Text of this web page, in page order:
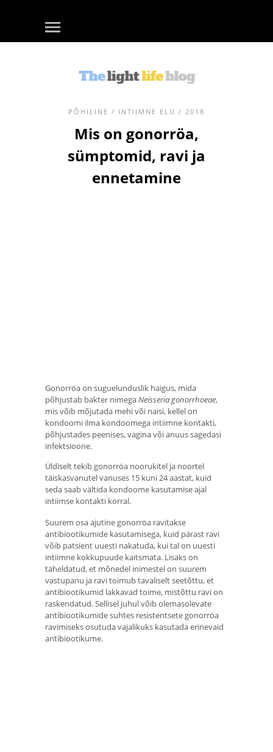
PÕHILINE / INTIIMNE ELU / 2018
Mis on gonorröa,
sümptomid, ravi ja
ennetamine
Gonorröa on suguelunduslik haigus, mida
põhjustab bakter nimegaNeisseria gonorrhoeae,
mis võib mõjutada mehi või naisi, kellel on
kondoomi ilma kondoomega intiimne kontakti,
põhjustades peenises, vagina või anuus sagedasi
infektsioone.
Üldiselt tekib gonorröa noorukitel ja noortel
täiskasvanutel vanuses 15 kuni 24 aastat, kuid
seda saab vältida kondoome kasutamise ajal
intiimse kontakti korral.
Suurem osa ajutine gonorröa ravitakse
antibiootikumide kasutamisega, kuid pärast ravi
võib patsient uuesti nakatuda, kui tal on uuesti
intiimne kokkupuude kaitsmata. Lisaks on
täheldatud, et mõnedel inimestel on suurem
vastupanu ja ravi toimub tavaliselt seetõttu, et
antibiootikumid lakkavad toime, mistõttu ravi on
raskendatud. Sellisel juhul võib olemasolevate
antibiootikumide suhtes resistentsete gonorröa
ravimiseks osutuda vajalikuks kasutada erinevaid
antibiootikume.